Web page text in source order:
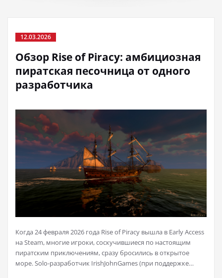
12.03.2026
Обзор Rise of Piracy: амбициозная
пиратская песочница от одного
разработчика
Когда 24 февраля 2026 года Rise of Piracy вышла в Early Access
на Steam, многие игроки, соскучившиеся по настоящим
пиратским приключениям, сразу бросились в открытое
море. Solo-разработчик IrishJohnGames (при поддержке…